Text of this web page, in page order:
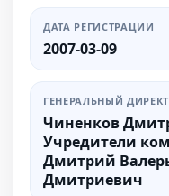
ДАТА РЕГИСТРАЦИИ
2007-03-09
ГЕНЕРАЛЬНЫЙ
Чиненков
Учредители
Дмитрий
Дмитриевич